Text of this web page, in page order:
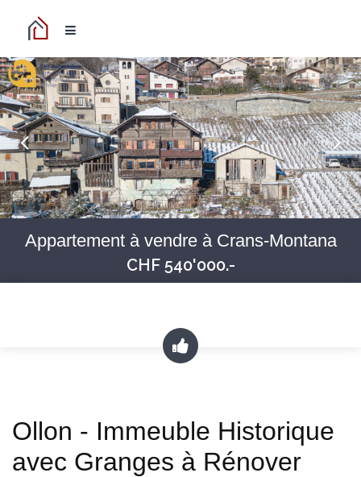
Appartement à vendre à Crans-Montana
CHF 540'000.-
Ollon - Immeuble Historique
avec Granges à Rénover